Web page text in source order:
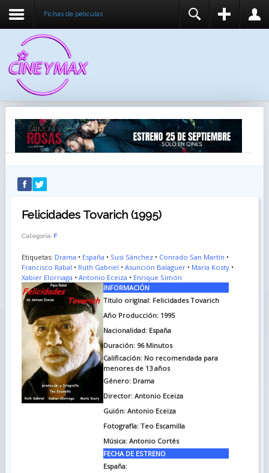
Fichas de peliculas
RECUÉRDEME
IDENTIFICARSE
REGISTER
Felicidades Tovarich (1995)
Categoría: F
Etiquetas: Drama • España • Susi Sánchez• Conrado San Martín •
Francisco Rabal • Ruth Gabriel • Asunción Balaguer• María Kosty•
Xabier Elorriaga • Antonio Eceiza • Enrique Simón
INFORMACIÓN
Titulo original: Felicidades Tovarich
Año Producción: 1995
Nacionalidad: España
Duración: 96 Minutos
Calificación: No recomendada para
menores de 13 años
Género: Drama
Director: Antonio Eceiza
Guión: Antonio Eceiza
Fotografía: Teo Escamilla
Música: Antonio Cortés
FECHA DE ESTRENO
España: